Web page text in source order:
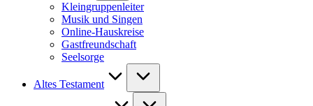
Kleingruppenleiter
Musik und Singen
Online-Hauskreise
Gastfreundschaft
Seelsorge
Altes Testament